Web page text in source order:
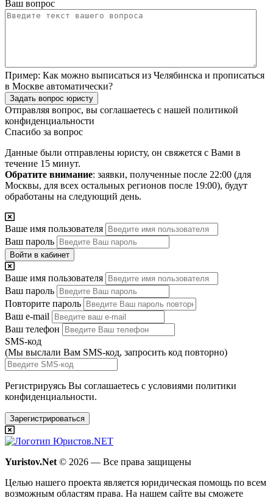
Ваш вопрос
Пример: Как можно выписаться из Челябинска и прописаться
в Москве автоматически?
Задать вопрос юристу
Отправляя вопрос, вы соглашаетесь с нашей политикой
конфиденциальности
Спасибо за вопрос
Данные были отправлены юристу, он свяжется с Вами в
течение 15 минут.
Обратите внимание: заявки, полученные после 22:00 (для
Москвы, для всех остальных регионов после 19:00), будут
обработаны на следующий день.
Ваше имя пользователя
Ваш пароль
Войти в кабинет
Ваше имя пользователя
Ваш пароль
Повторите пароль
Ваш e-mail
Ваш телефон
SMS-код
(Мы выслали Вам SMS-код, запросить код повторно)
Регистрируясь Вы соглашаетесь с условиями политики
конфиденциальности.
Зарегистрироваться
Yuristov.Net © 2026 — Все права защищены
Целью нашего проекта является юридическая помощь по всем
возможным областям права. На нашем сайте вы сможете